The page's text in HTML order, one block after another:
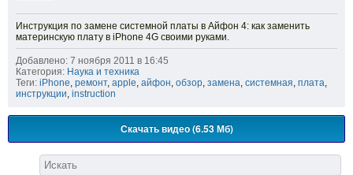
Инструкция по замене системной платы в Айфон 4: как заменить
материнскую плату в iPhone 4G своими руками.
Добавлено: 7 ноября 2011 в 16:45
Категория: Наука и техника
Теги: iPhone, ремонт, apple, айфон, обзор, замена, системная, плата,
инструкции, instruction
Скачать видео (6.53 Мб)